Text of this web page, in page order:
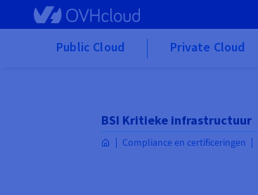
Skip to main content
Public Cloud Private Cloud
BSI Kritieke infrastructuur
Compliance en certificeringen